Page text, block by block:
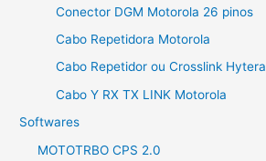
Conector DGM Motorola 26 pinos
Cabo Repetidora Motorola
Cabo Repetidor ou Crosslink Hytera
Cabo Y RX TX LINK Motorola
Softwares
MOTOTRBO CPS 2.0